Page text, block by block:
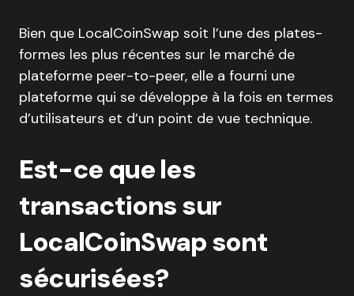
Bien que LocalCoinSwap soit l’une des plates-
formes les plus récentes sur le marché de
plateforme peer-to-peer, elle a fourni une
plateforme qui se développe à la fois en termes
d’utilisateurs et d’un point de vue technique.
Est-ce que les
transactions sur
LocalCoinSwap sont
sécurisées?